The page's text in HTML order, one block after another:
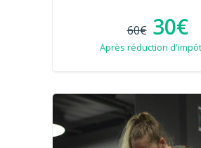
60€ 30€
Après réduction